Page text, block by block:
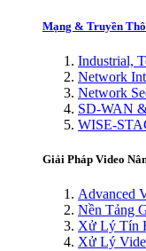
Mạng & Truyền
Industrial,
Network
Network
SD-WAN
WISE-
Giải Pháp Video
Advanced
Nền Tảng
Xử Lý Tín
Xử Lý